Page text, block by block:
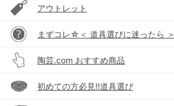
アウトレット
まずコレ☆＜ 道具選びに迷ったら ＞
陶芸.com おすすめ商品
初めての方必見!!道具選び